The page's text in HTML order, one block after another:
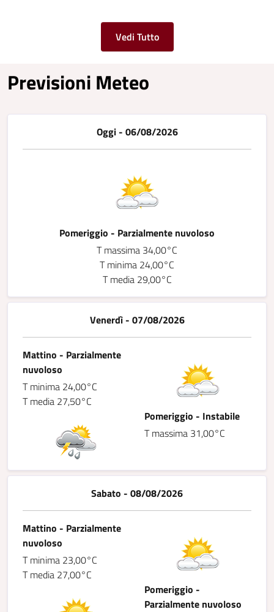
Vedi Tutto
Previsioni Meteo
Oggi - 06/08/2026
Pomeriggio - Parzialmente nuvoloso
T massima 34,00°C
T minima 24,00°C
T media 29,00°C
Venerdì - 07/08/2026
Mattino - Parzialmente
nuvoloso
T minima 24,00°C
T media 27,50°C
Pomeriggio - Instabile
T massima 31,00°C
Sabato - 08/08/2026
Mattino - Parzialmente
nuvoloso
T minima 23,00°C
T media 27,00°C
Pomeriggio -
Parzialmente nuvoloso